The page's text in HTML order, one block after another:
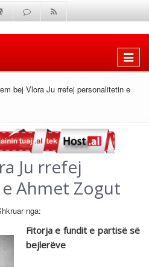
Shfaq
bej Vlora Ju rrefej personalitetin e
Ju rrefej
Ahmet Zogut
nga:
Fitorja e fundit e partisë së
bejlerëve